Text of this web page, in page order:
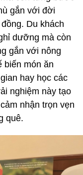
gắn với đời
Du khách
dưỡng mà còn
gắn với nông
biến món ăn
hay học các
nghiệm này tạo
nhận trọn vẹn
quê.